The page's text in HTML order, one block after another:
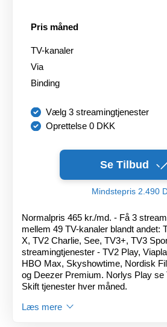
Pris måned
TV-kanaler
Via
Binding
Vælg 3 streamingtjenester
Oprettelse 0 DKK
Se Tilbud
Mindstepris 2.490
Normalpris 465 kr./md. - Få 3
mellem 49 TV-kanaler blandt andet:
X, TV2 Charlie, See, TV3+, TV3
streamingtjenester - TV2 Play,
HBO Max, Skyshowtime, Nordisk
og Deezer Premium. Norlys Play
Skift tjenester hver måned.
Læs mere